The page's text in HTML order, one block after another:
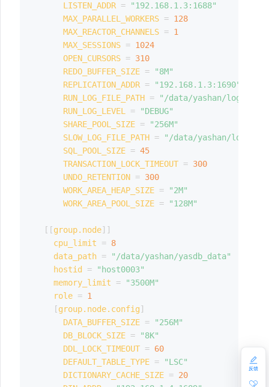
LISTEN_ADDR =
"192.168.1.3:1688"
MAX_PARALLEL_WORKERS = 128
MAX_REACTOR_CHANNELS = 1
MAX_SESSIONS = 1024
OPEN_CURSORS = 310
REDO_BUFFER_SIZE =
"8M"
REPLICATION_ADDR =
"192.168.1.3:1690"
RUN_LOG_FILE_PATH =
"/data/yashan/log"
RUN_LOG_LEVEL
=
"DEBUG"
SHARE_POOL_SIZE =
"256M"
SLOW_LOG_FILE_PATH =
"/data/yashan/log"
SQL_POOL_SIZE = 45
TRANSACTION_LOCK_TIMEOUT = 300
UNDO_RETENTION = 300
WORK_AREA_HEAP_SIZE =
"2M"
WORK_AREA_POOL_SIZE = "128M"
[ [group.node] ]
cpu_limit
= 8
data_path =
"/data/yashan/yasdb_data"
hostid
=
"host0003"
memory_limit
=
"3500M"
role = 1
[group.node.config]
DATA_BUFFER_SIZE =
"256M"
DB_BLOCK_SIZE =
"8K"
DDL_LOCK_TIMEOUT = 60
DEFAULT_TABLE_TYPE =
"LSC"
DICTIONARY_CACHE_SIZE = 20
反馈